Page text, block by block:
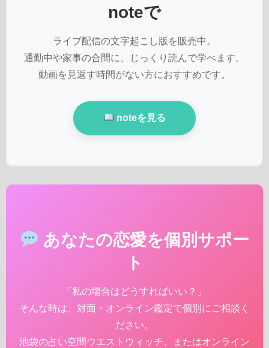
noteで
ライブ配信の文字起こし版を販売中。
通勤中や家事の合間に、じっくり読んで学べます。
動画を見返す時間がない方におすすめです。
noteを見る
あなたの恋愛を個別サポー
ト
「私の場合はどうすればいい？」
そんな時は、対面・オンライン鑑定で個別にご相談く
ださい。
池袋の占い空間ウエストウィッチ、またはオンライン